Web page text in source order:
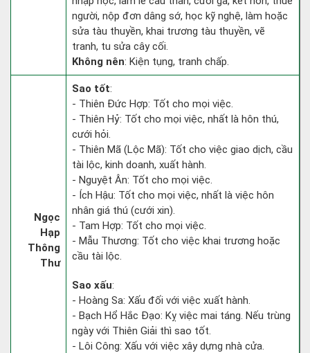
người, nộp đơn dâng sớ, học kỹ nghệ, làm hoặc
sửa tàu thuyền, khai trương tàu thuyền, vẽ
tranh, tu sửa cây cối.
Không nên: Kiện tụng, tranh chấp.
Ngọc
Hạp
Thông
Thư
Sao tốt:
- Thiên Đức Hợp: Tốt cho mọi việc.
- Thiên Hỷ: Tốt cho mọi việc, nhất là hôn thú,
cưới hỏi.
- Thiên Mã (Lộc Mã): Tốt cho việc giao dịch, cầu
tài lộc, kinh doanh, xuất hành.
- Nguyệt Ân: Tốt cho mọi việc.
- Ích Hậu: Tốt cho mọi việc, nhất là việc hôn
nhân giá thú (cưới xin).
- Tam Hợp: Tốt cho mọi việc.
- Mẫu Thương: Tốt cho việc khai trương hoặc
cầu tài lộc.
Sao xấu:
- Hoàng Sa: Xấu đối với việc xuất hành.
- Bạch Hổ Hắc Đạo: Kỵ việc mai táng. Nếu trùng
ngày với Thiên Giải thì sao tốt.
- Lôi Công: Xấu với việc xây dựng nhà cửa.